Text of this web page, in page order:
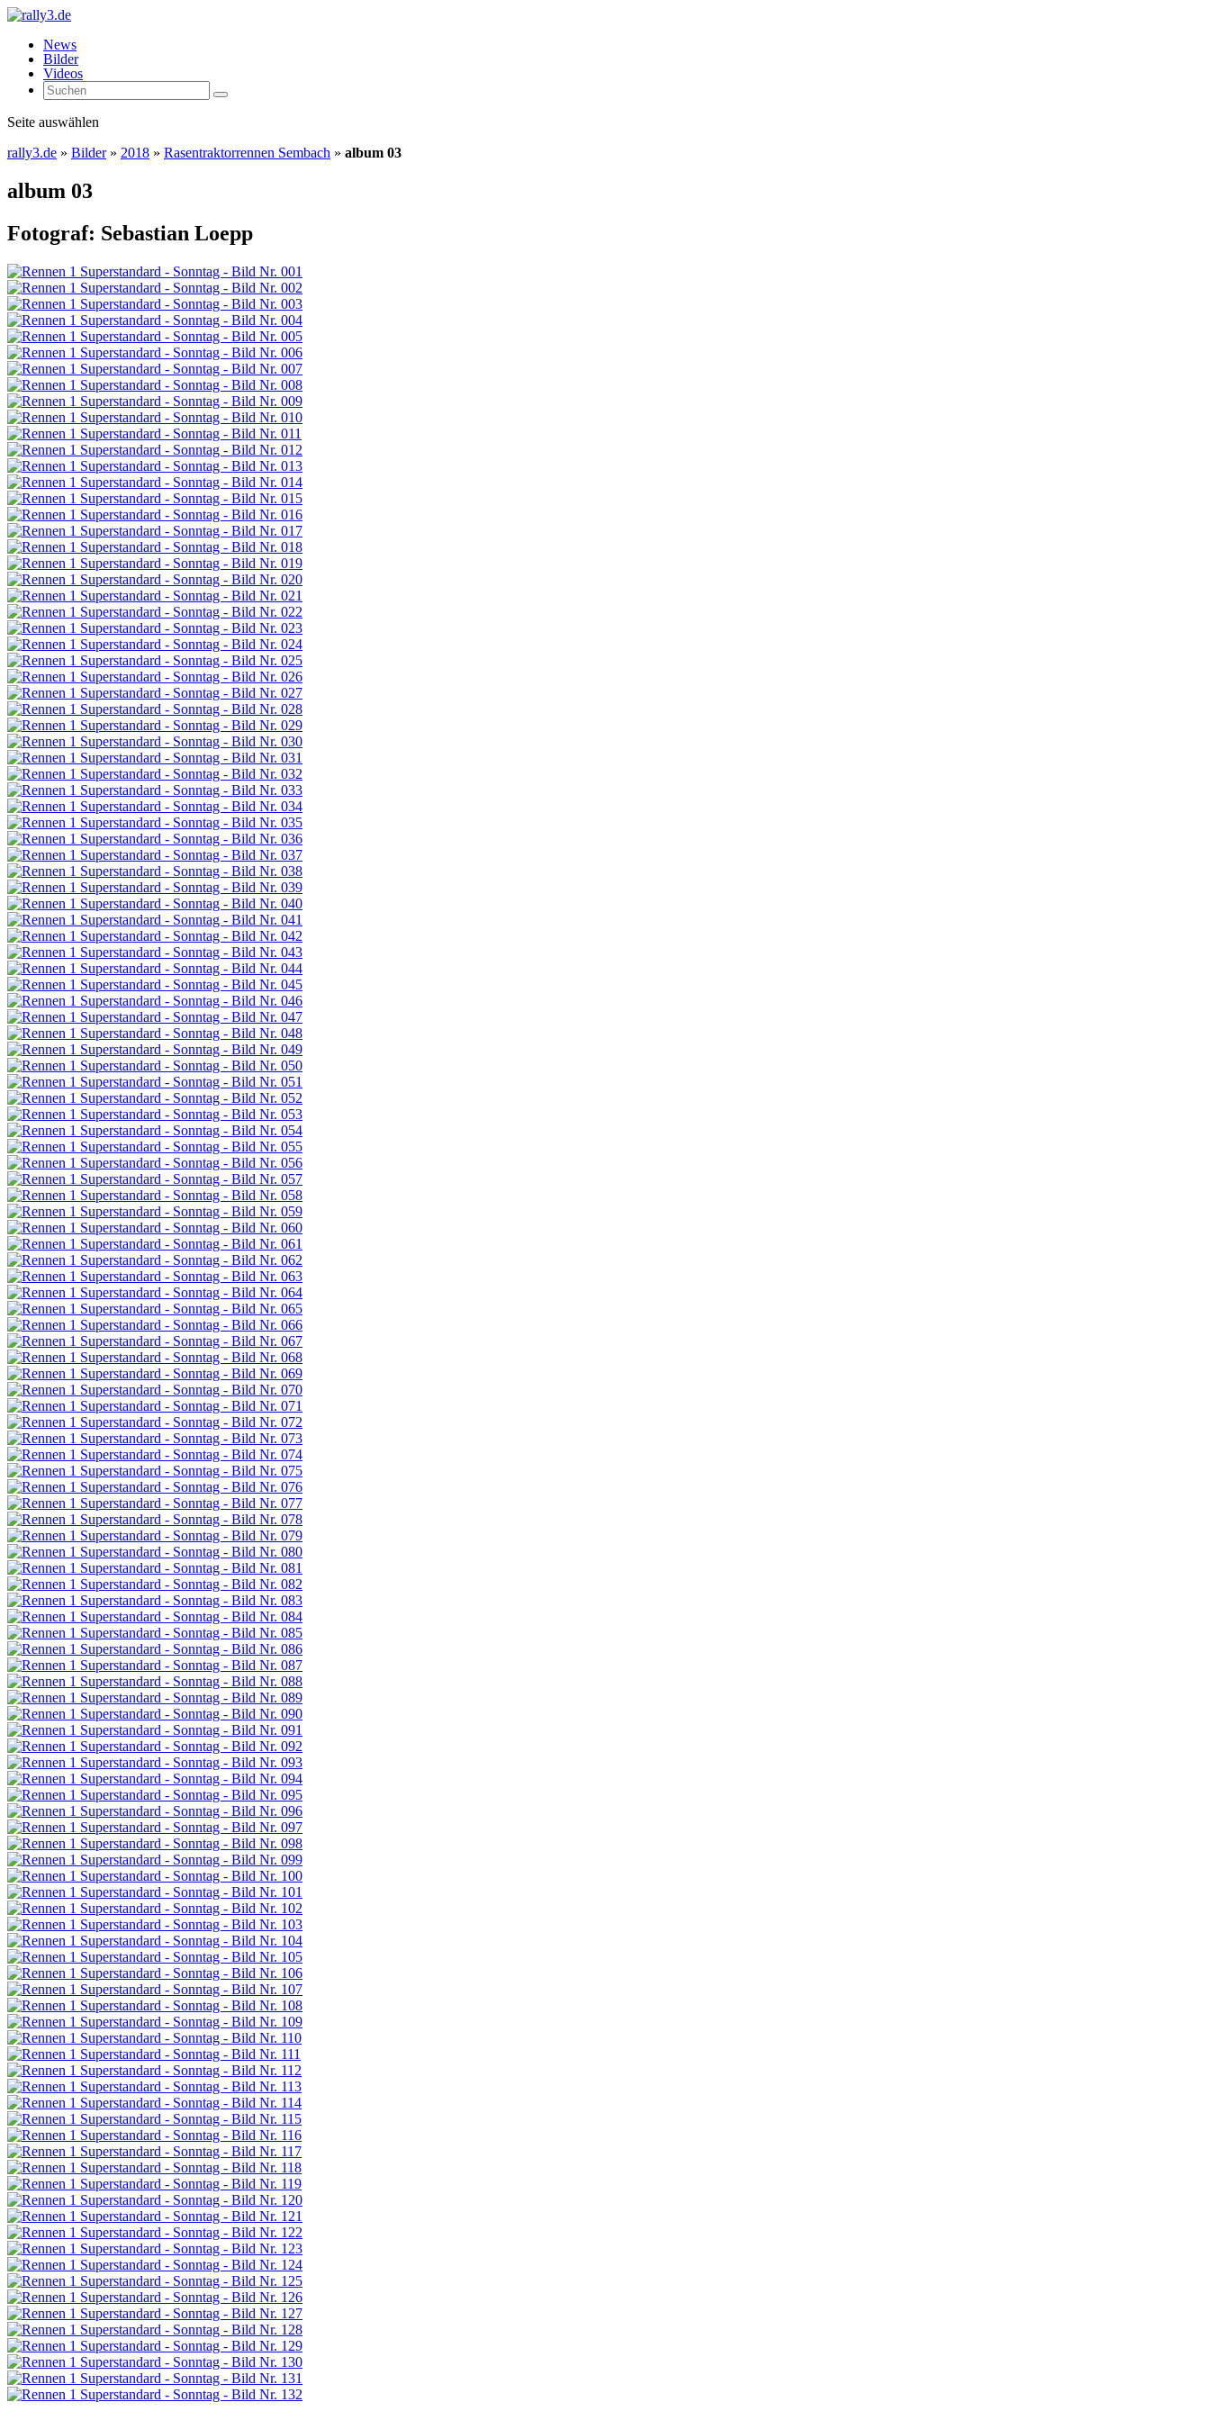
News
Bilder
Videos
Seite auswählen
rally3.de » Bilder» 2018 » Rasentraktorrennen Sembach » album 03
album 03
Fotograf: Sebastian Loepp